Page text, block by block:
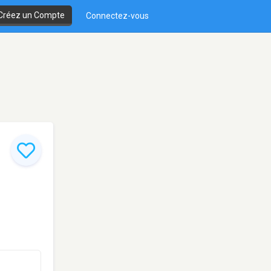
un Compte Connectez-vous